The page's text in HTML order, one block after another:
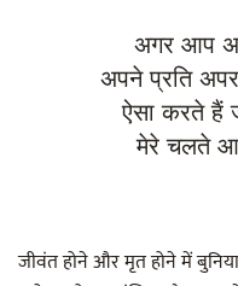
अगर आप
अपने प्रति
ऐसा करते हैं
मेरे चलते
जीवंत होने और मृत होने में